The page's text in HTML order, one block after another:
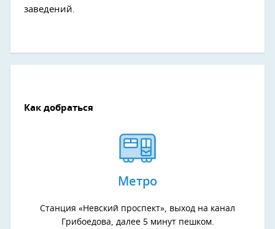
заведений.
Как добраться
Метро
Станция «Невский проспект», выход на канал
Грибоедова, далее 5 минут пешком.